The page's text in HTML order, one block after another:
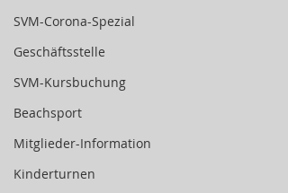
SVM-Corona-Spezial
Geschäftsstelle
SVM-Kursbuchung
Beachsport
Mitglieder-Information
Kinderturnen